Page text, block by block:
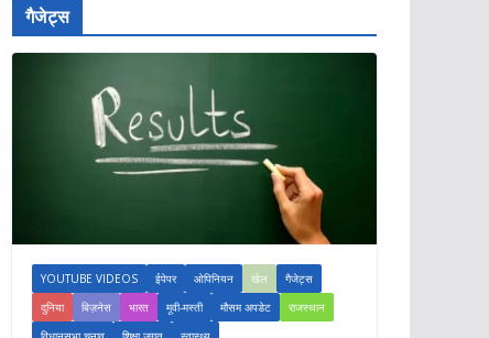
गैजेट्स
YOUTUBE VIDEOS ईपेपर ओपिनियन खेल
गैजेट्स
दुनिया
बिज़नेस भारत मूवी-मस्ती मौसम अपडेट
राजस्थान